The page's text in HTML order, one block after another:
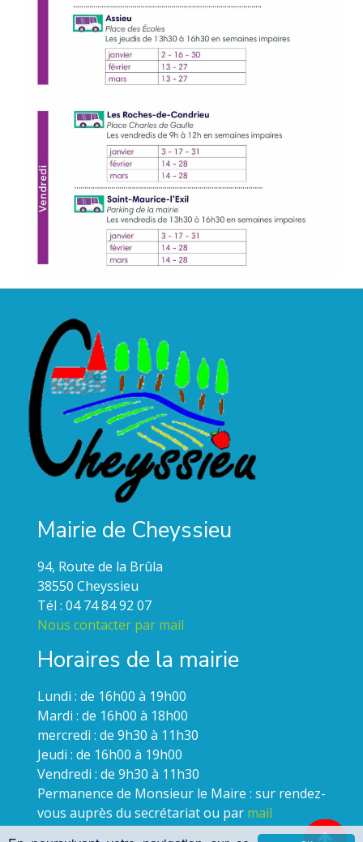
Mairie de Cheyssieu
94, Route de la Brûla
38550 Cheyssieu
Tél : 04 74 84 92 07
Nous contacter par mail
Horaires de la mairie
Lundi : de 16h00 à 19h00
Mardi : de 16h00 à 18h00
mercredi : de 9h30 à 11h30
Jeudi : de 16h00 à 19h00
Vendredi : de 9h30 à 11h30
Permanence de Monsieur le Maire : sur rendez-
vous auprès du secrétariat ou par mail